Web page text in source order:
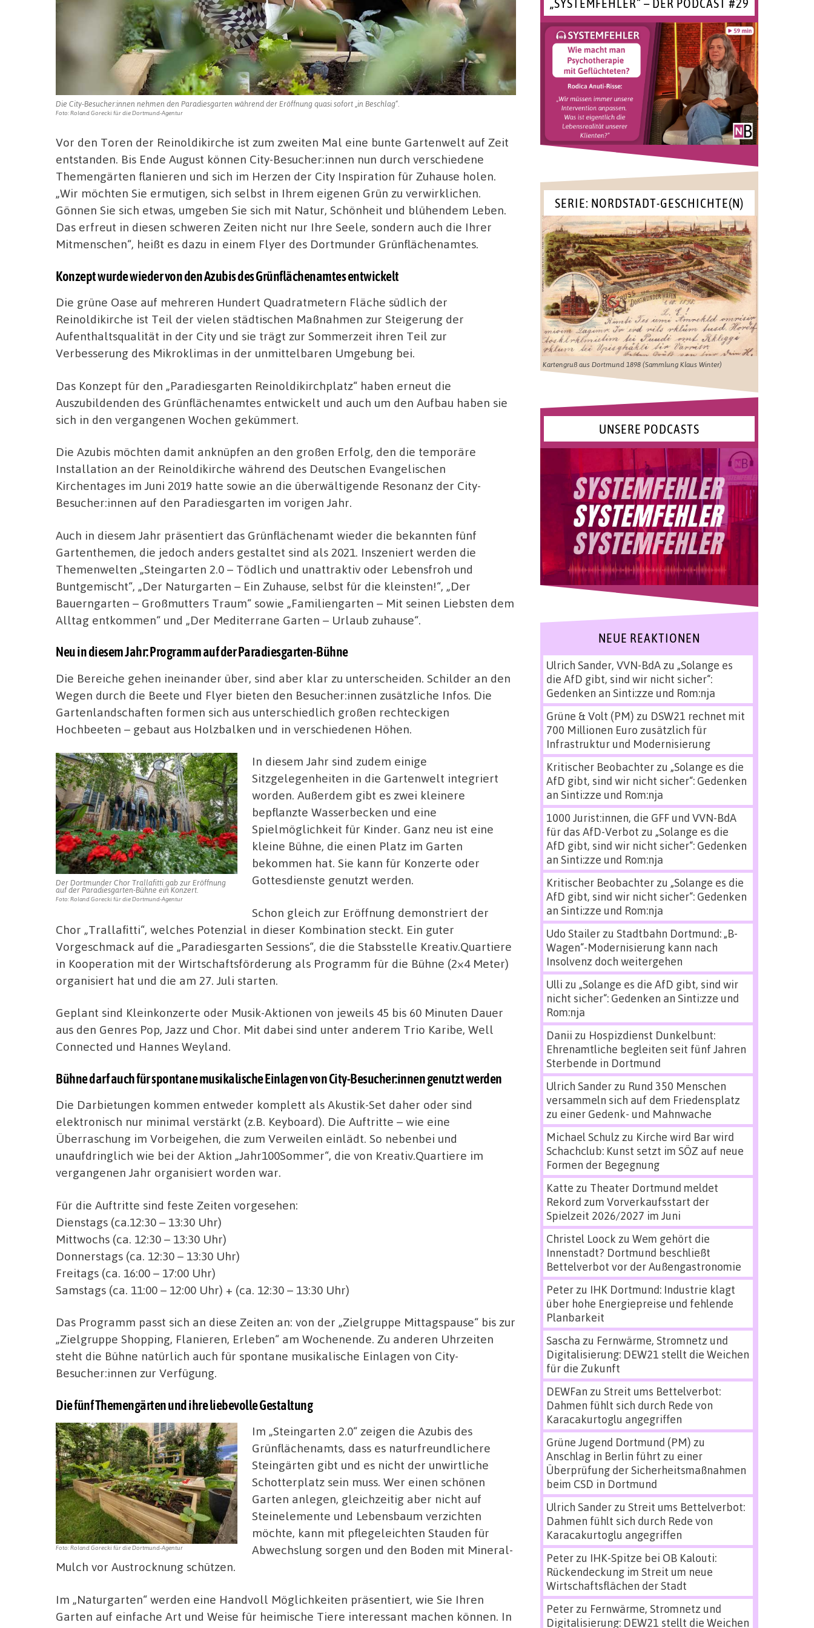
Die City-Besucher:innen nehmen den Paradiesgarten während der Eröffnung quasi sofort „in Beschlag“.
Foto: Roland Gorecki für die Dortmund-Agentur
Vor den Toren der Reinoldikirche ist zum zweiten Mal eine bunte Gartenwelt auf Zeit
entstanden. Bis Ende August können City-Besucher:innen nun durch verschiedene
Themengärten flanieren und sich im Herzen der City Inspiration für Zuhause holen.
„Wir möchten Sie ermutigen, sich selbst in Ihrem eigenen Grün zu verwirklichen.
Gönnen Sie sich etwas, umgeben Sie sich mit Natur, Schönheit und blühendem Leben.
Das erfreut in diesen schweren Zeiten nicht nur Ihre Seele, sondern auch die Ihrer
Mitmenschen“, heißt es dazu in einem Flyer des Dortmunder Grünflächenamtes.
Konzept wurde wieder von den Azubis des Grünflächenamtes entwickelt
Die grüne Oase auf mehreren Hundert Quadratmetern Fläche südlich der
Reinoldikirche ist Teil der vielen städtischen Maßnahmen zur Steigerung der
Aufenthaltsqualität in der City und sie trägt zur Sommerzeit ihren Teil zur
Verbesserung des Mikroklimas in der unmittelbaren Umgebung bei.
Das Konzept für den „Paradiesgarten Reinoldikirchplatz“ haben erneut die
Auszubildenden des Grünflächenamtes entwickelt und auch um den Aufbau haben sie
sich in den vergangenen Wochen gekümmert.
Die Azubis möchten damit anknüpfen an den großen Erfolg, den die temporäre
Installation an der Reinoldikirche während des Deutschen Evangelischen
Kirchentages im Juni 2019 hatte sowie an die überwältigende Resonanz der City-
Besucher:innen auf den Paradiesgarten im vorigen Jahr.
Auch in diesem Jahr präsentiert das Grünflächenamt wieder die bekannten fünf
Gartenthemen, die jedoch anders gestaltet sind als 2021. Inszeniert werden die
Themenwelten „Steingarten 2.0 – Tödlich und unattraktiv oder Lebensfroh und
Buntgemischt“, „Der Naturgarten – Ein Zuhause, selbst für die kleinsten!“, „Der
Bauerngarten – Großmutters Traum“ sowie „Familiengarten – Mit seinen Liebsten dem
Alltag entkommen“ und „Der Mediterrane Garten – Urlaub zuhause“.
Neu in diesem Jahr: Programm auf der Paradiesgarten-Bühne
Die Bereiche gehen ineinander über, sind aber klar zu unterscheiden. Schilder an den
Wegen durch die Beete und Flyer bieten den Besucher:innen zusätzliche Infos. Die
Gartenlandschaften formen sich aus unterschiedlich großen rechteckigen
Hochbeeten – gebaut aus Holzbalken und in verschiedenen Höhen.
Der Dortmunder Chor Trallafitti gab zur Eröffnung
auf der Paradiesgarten-Bühne ein Konzert.
Foto: Roland Gorecki für die Dortmund-Agentur
In diesem Jahr sind zudem einige
Sitzgelegenheiten in die Gartenwelt integriert
worden. Außerdem gibt es zwei kleinere
bepflanzte Wasserbecken und eine
Spielmöglichkeit für Kinder. Ganz neu ist eine
kleine Bühne, die einen Platz im Garten
bekommen hat. Sie kann für Konzerte oder
Gottesdienste genutzt werden.
Schon gleich zur Eröffnung demonstriert der
Chor „Trallafitti“, welches Potenzial in dieser Kombination steckt. Ein guter
Vorgeschmack auf die „Paradiesgarten Sessions“, die die Stabsstelle Kreativ.Quartiere
in Kooperation mit der Wirtschaftsförderung als Programm für die Bühne (2×4 Meter)
organisiert hat und die am 27. Juli starten.
Geplant sind Kleinkonzerte oder Musik-Aktionen von jeweils 45 bis 60 Minuten Dauer
aus den Genres Pop, Jazz und Chor. Mit dabei sind unter anderem Trio Karibe, Well
Connected und Hannes Weyland.
Bühne darf auch für spontane musikalische Einlagen von City-Besucher:innen genutzt werden
Die Darbietungen kommen entweder komplett als Akustik-Set daher oder sind
elektronisch nur minimal verstärkt (z.B. Keyboard). Die Auftritte – wie eine
Überraschung im Vorbeigehen, die zum Verweilen einlädt. So nebenbei und
unaufdringlich wie bei der Aktion „Jahr100Sommer“, die von Kreativ.Quartiere im
vergangenen Jahr organisiert worden war.
Für die Auftritte sind feste Zeiten vorgesehen:
Dienstags (ca.12:30 – 13:30 Uhr)
Mittwochs (ca. 12:30 – 13:30 Uhr)
Donnerstags (ca. 12:30 – 13:30 Uhr)
Freitags (ca. 16:00 – 17:00 Uhr)
Samstags (ca. 11:00 – 12:00 Uhr) + (ca. 12:30 – 13:30 Uhr)
Das Programm passt sich an diese Zeiten an: von der „Zielgruppe Mittagspause“ bis zur
„Zielgruppe Shopping, Flanieren, Erleben“ am Wochenende. Zu anderen Uhrzeiten
steht die Bühne natürlich auch für spontane musikalische Einlagen von City-
Besucher:innen zur Verfügung.
Die fünf Themengärten und ihre liebevolle Gestaltung
Foto: Roland Gorecki für die Dortmund-Agentur
Im „Steingarten 2.0“ zeigen die Azubis des
Grünflächenamts, dass es naturfreundlichere
Steingärten gibt und es nicht der unwirtliche
Schotterplatz sein muss. Wer einen schönen
Garten anlegen, gleichzeitig aber nicht auf
Steinelemente und Lebensbaum verzichten
möchte, kann mit pflegeleichten Stauden für
Abwechslung sorgen und den Boden mit Mineral-
Mulch vor Austrocknung schützen.
Im „Naturgarten“ werden eine Handvoll Möglichkeiten präsentiert, wie Sie Ihren
Garten auf einfache Art und Weise für heimische Tiere interessant machen können. In
„SYSTEMFEHLER“ – DER PODCAST #29
SERIE: NORDSTADT-GESCHICHTE(N)
Kartengruß aus Dortmund 1898 (Sammlung Klaus Winter)
UNSERE PODCASTS
NEUE REAKTIONEN
Ulrich Sander, VVN-BdAzu „Solange es
die AfD gibt, sind wir nicht sicher“:
Gedenken an Sinti:zze und Rom:nja
Grüne & Volt (PM) zu DSW21 rechnet mit
700 Millionen Euro zusätzlich für
Infrastruktur und Modernisierung
Kritischer Beobachterzu „Solange es die
AfD gibt, sind wir nicht sicher“: Gedenken
an Sinti:zze und Rom:nja
1000 Jurist:innen, die GFF und VVN-BdA
für das AfD-Verbot zu „Solange es die
AfD gibt, sind wir nicht sicher“: Gedenken
an Sinti:zze und Rom:nja
Kritischer Beobachterzu „Solange es die
AfD gibt, sind wir nicht sicher“: Gedenken
an Sinti:zze und Rom:nja
Udo Stailerzu Stadtbahn Dortmund: „B-
Wagen“-Modernisierung kann nach
Insolvenz doch weitergehen
Ulli zu „Solange es die AfD gibt, sind wir
nicht sicher“: Gedenken an Sinti:zze und
Rom:nja
Danii zu Hospizdienst Dunkelbunt:
Ehrenamtliche begleiten seit fünf Jahren
Sterbende in Dortmund
Ulrich Sanderzu Rund 350 Menschen
versammeln sich auf dem Friedensplatz
zu einer Gedenk- und Mahnwache
Michael Schulz zu Kirche wird Bar wird
Schachclub: Kunst setzt im SÖZ auf neue
Formen der Begegnung
Katte zu Theater Dortmund meldet
Rekord zum Vorverkaufsstart der
Spielzeit 2026/2027 im Juni
Christel Loock zu Wem gehört die
Innenstadt? Dortmund beschließt
Bettelverbot vor der Außengastronomie
Peterzu IHK Dortmund: Industrie klagt
über hohe Energiepreise und fehlende
Planbarkeit
Sascha zu Fernwärme, Stromnetz und
Digitalisierung: DEW21 stellt die Weichen
für die Zukunft
DEWFan zu Streit ums Bettelverbot:
Dahmen fühlt sich durch Rede von
Karacakurtoglu angegriffen
Grüne Jugend Dortmund (PM) zu
Anschlag in Berlin führt zu einer
Überprüfung der Sicherheitsmaßnahmen
beim CSD in Dortmund
Ulrich Sanderzu Streit ums Bettelverbot:
Dahmen fühlt sich durch Rede von
Karacakurtoglu angegriffen
Peterzu IHK-Spitze bei OB Kalouti:
Rückendeckung im Streit um neue
Wirtschaftsflächen der Stadt
Peterzu Fernwärme, Stromnetz und
Digitalisierung: DEW21 stellt die Weichen